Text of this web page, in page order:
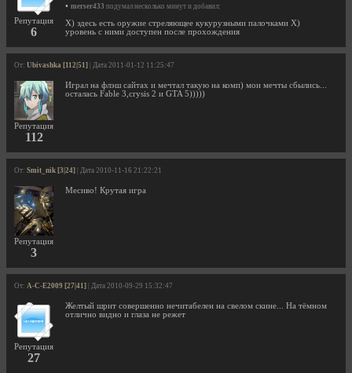
Репутация
6
• merser433 подумал несколько минут и добавил:
X) здесь есть оружие стреляющее кукурузными палочками X)
уровень с ними доступен после прохождения
От: Ubivashka [112|51] | Дата 2011-01-12 11:25:47
Репутация
112
Играл на флэш сайтах и мечтал такую на комп) мои мечты сбылись...
осталась Fable 3,crysis 2 и GTA 5)))))
От: Smit_nik [3|24] | Дата 2010-11-16 21:22:21
Репутация
3
Месиво! Крутая игра
От: A-C-E2009 [27|41] | Дата 2010-09-29 15:32:47
Репутация
27
Желтый шрит совершенно нечитабелен на свелом скине... На тёмном
отлично видно и глаза не режет